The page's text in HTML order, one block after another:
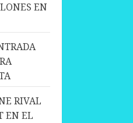
EN
RIVAL
EN EL